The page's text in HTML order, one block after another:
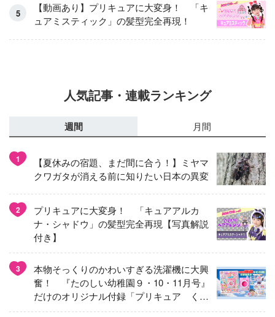
【動画あり】プリキュアに大変身！ 「キ
ュアミスティック」の髪型完全再現！
人気記事・連載ランキング
週間 月間
1
【夏休みの宿題、まだ間に合う！】ミヤマ
クワガタが消える前に知りたい日本の異変
2
プリキュアに大変身！ 「キュアアルカ
ナ・シャドウ」の髪型完全再現【写真解説
付き】
3
本物そっくりのかわいすぎる洗濯機に大興
奮！ 『たのしい幼稚園９・10・11月号』
だけのオリジナル付録「プリキュア くる
くるせんたくき」